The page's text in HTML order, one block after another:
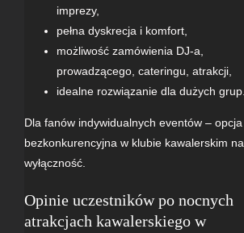
imprezy,
pełna dyskrecja i komfort,
możliwość zamówienia DJ-a,
prowadzącego, cateringu, atrakcji,
idealne rozwiązanie dla dużych grup.
Dla fanów indywidualnych eventów – opcja
bezkonkurencyjna w klubie kawalerskim na
wyłączność.
Opinie uczestników po nocnych
atrakcjach kawalerskiego w